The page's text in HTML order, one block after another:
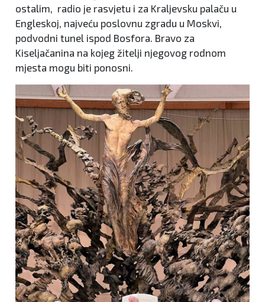
ostalim, radio je rasvjetu i za Kraljevsku palaču u
Engleskoj, najveću poslovnu zgradu u Moskvi,
podvodni tunel ispod Bosfora. Bravo za
Kiseljačanina na kojeg žitelji njegovog rodnom
mjesta mogu biti ponosni.